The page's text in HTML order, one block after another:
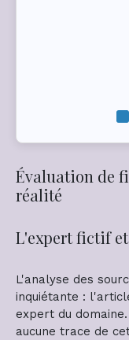
Évaluation de
réalité
L'expert fictif et
L'analyse des
inquiétante :
expert du
aucune trace de